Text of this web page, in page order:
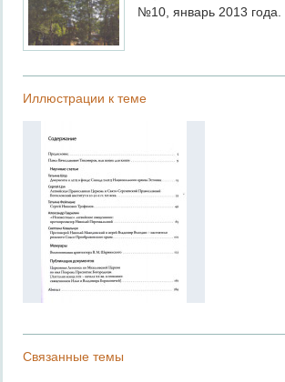
№10, январь 2013 года.
Иллюстрации к теме
Связанные темы